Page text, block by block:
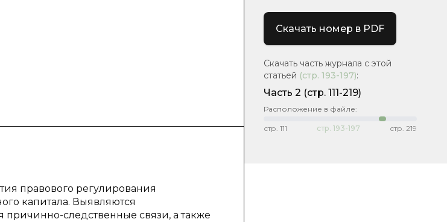
правового регулирования
капитала. Выявляются
следственные связи, а также
Скачать номер в PDF
Скачать часть журнала с этой
статьей (стр. 193-197):
Часть 2 (cтр. 111-219)
Расположение в файле:
стр. 111 стр. 193-197 стр. 219